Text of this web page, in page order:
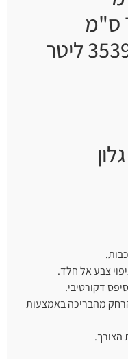
נפח מים: 935 גלון/ 3539 ליטר
צבע אל חלד.
דקורטיבי.
מהבריכה באמצעות
הצורך.